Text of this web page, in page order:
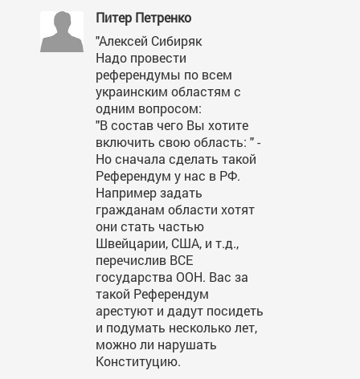
Питер Петренко
"Алексей Сибиряк
Надо провести
референдумы по всем
украинским областям с
одним вопросом:
"В состав чего Вы хотите
включить свою область: " -
Но сначала сделать такой
Референдум у нас в РФ.
Например задать
гражданам области хотят
они стать частью
Швейцарии, США, и т.д.,
перечислив ВСЕ
государства ООН. Вас за
такой Референдум
арестуют и дадут посидеть
и подумать несколько лет,
можно ли нарушать
Конституцию.